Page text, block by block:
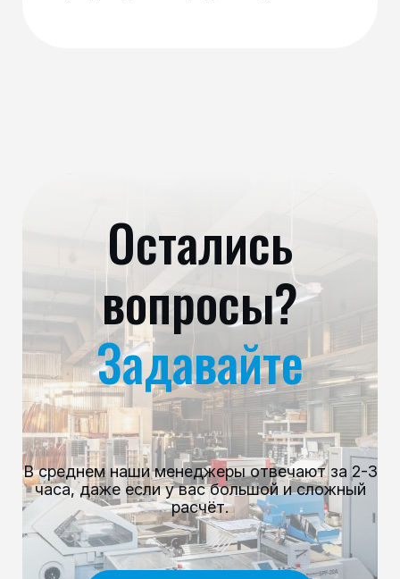
Остались
вопросы?
Задавайте
В среднем наши менеджеры отвечают за 2-3
часа, даже если у вас большой и сложный
расчёт.